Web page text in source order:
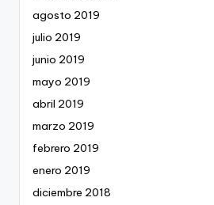
agosto 2019
julio 2019
junio 2019
mayo 2019
abril 2019
marzo 2019
febrero 2019
enero 2019
diciembre 2018